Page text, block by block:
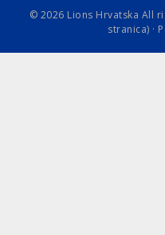
© 2026 Lions Hrvatska All
stranica) ·